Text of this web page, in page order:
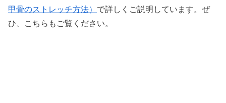
甲骨のストレッチ方法） で詳しくご説明しています。ぜ
ひ、こちらもご覧ください。